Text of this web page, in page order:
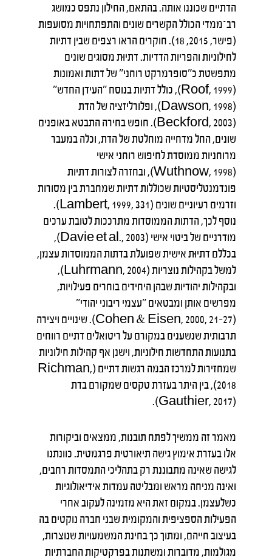
הדתיים שכוננו אותה. בהתאם, החילון נתפס כמושג
רב־ממדי הכולל הקשרים שונים והתפתחויות מסועפות
(פישר, 2015, 18). חוקרים הראו רצפים שבין דתיות
לחילוניות והפריות הדדיות. דתיוּת מסוגים שונים
מתפשטת כ"סופרמרקט רוחני" של דתות ואמונות
(Roof, 1999), כולל דתיות בנוסח "העידן החדש"
(Dawson, 1998), ופלורליזציה של הדת
(Beckford, 2003). חופש בחירה התבטא באופנים
שונים, החל מדחייה מוחלטת של הדת, וכלה במעבר
מרוחניות ממוסדת לחיפוש רוחני אישי
(Wuthnow, 1998), ובחזרה לצורות דתיות
פונדמנטליסטיות שכוללות דתיות שמחברת בין מסורות
וזרמים רעיוניים שונים (Lambert, 1999, 331).
נוסף לכך, הדתות הממוסדות מתרככות לטובת ערכים
מודרניים של ביטוי אישי (Davie et al., 2003),
בכללם דתיוּת אישית שפועלת בדתות הממוסדות עצמן,
למשל בקהילות נוצריות (Luhrmann, 2004),
ובקהילות יהודיות שבהן היחידים בוחרים פעילויות,
מפרשים אותן ומבטאים "עצמי ריבוני יהודי"
(Cohen & Eisen, 2000, 21–27). שינויים ויצירה
תרבותית שנשענים במקורם על ריטואלים דתיים רווחים
בתנועות התחדשות חילוניות, וישנן אף קהילות חילוניות
שמחזירות למרכז הבמה רגשות דתיים (Richman,
2018), בין היתר בעזרת טקסים שמקורם בדת
(Gauthier, 2017).
מאמר זה ממשיך לפתח תובנות, ממצאים וביקורות
אלו בעזרת אימוץ גישה תיאורטית פרגמטית. כוונתנו
לגישה שאינה מתבוננת רק בתהליכי התמסדות רחבים,
ואינה מניחה מראש ומבליטה עמדות אידיאולוגיות
כשלעצמן. במקום זאת היא מזמינה לעקוב אחרי
הפעילות הספציפית והמקומית שבני חברה נוקטים בה
בעיצוב חייהם, ומתוך כך בחינת המשמעויות שנוצרות,
מגולמות, מדוברות ומשתנות בפרקטיקות החברתיות